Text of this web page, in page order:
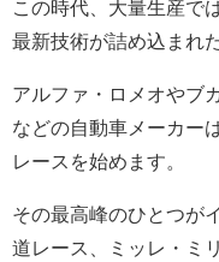
この時代、大量生産で
最新技術が詰め込まれ
アルファ・ロメオやブ
などの自動車メーカー
レースを始めます。
その最高峰のひとつが
道レース、ミッレ・ミ